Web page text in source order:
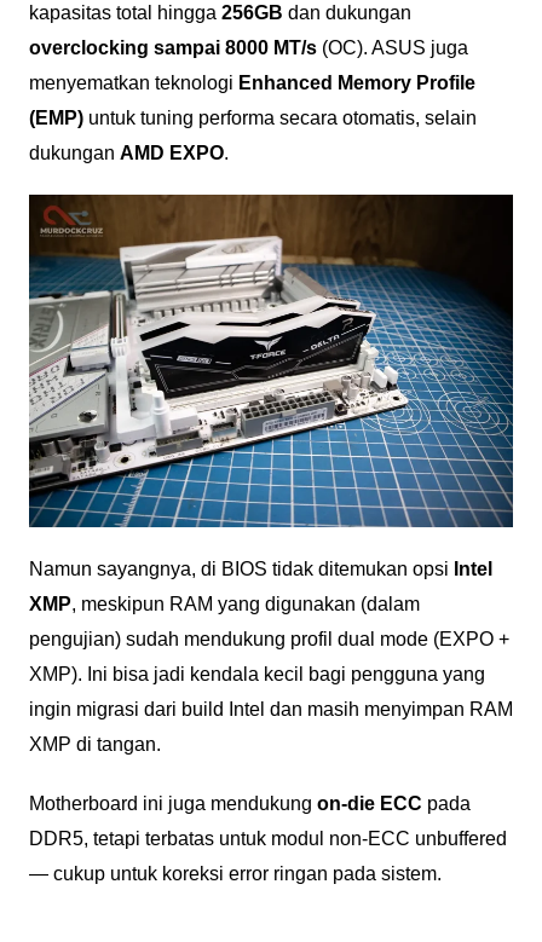
kapasitas total hingga 256GB dan dukungan
overclocking sampai 8000 MT/s(OC). ASUS juga
menyematkan teknologi Enhanced Memory Profile
(EMP)untuk tuning performa secara otomatis, selain
dukungan AMD EXPO.
Namun sayangnya, di BIOS tidak ditemukan opsi Intel
XMP, meskipun RAM yang digunakan (dalam
pengujian) sudah mendukung profil dual mode (EXPO +
XMP). Ini bisa jadi kendala kecil bagi pengguna yang
ingin migrasi dari build Intel dan masih menyimpan RAM
XMP di tangan.
Motherboard ini juga mendukung on-die ECC pada
DDR5, tetapi terbatas untuk modul non-ECC unbuffered
— cukup untuk koreksi error ringan pada sistem.